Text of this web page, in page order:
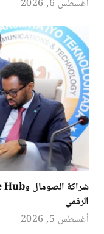
أغسطس 6, 2026
الرقمي
أغسطس 5, 2026